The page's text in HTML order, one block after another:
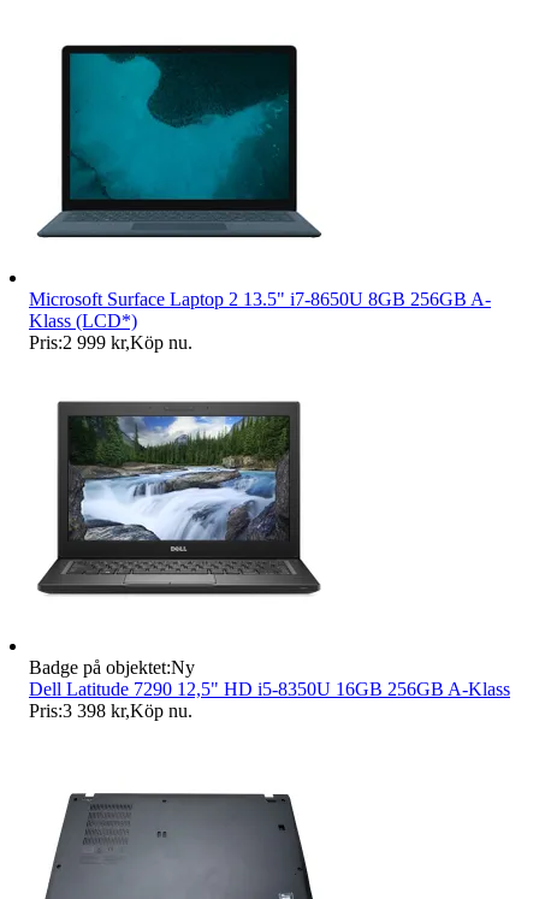
Microsoft Surface Laptop 2 13.5" i7-8650U 8GB 256GB A-
Klass (LCD*)
Pris:2 999 kr,Köp nu.
Badge på objektet:Ny
Dell Latitude 7290 12,5" HD i5-8350U 16GB 256GB A-Klass
Pris:3 398 kr,Köp nu.